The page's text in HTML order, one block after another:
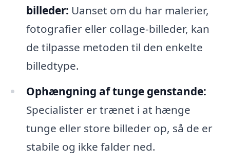
billeder: Uanset om du har malerier,
fotografier eller collage-billeder, kan
de tilpasse metoden til den enkelte
billedtype.
Ophængning af tunge genstande:
Specialister er trænet i at hænge
tunge eller store billeder op, så de er
stabile og ikke falder ned.